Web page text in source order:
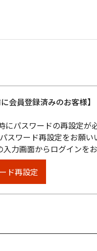
会員登録済みのお客様】
パスワードの再設定が
ワード再設定をお願い
力画面からログインをお
ド再設定